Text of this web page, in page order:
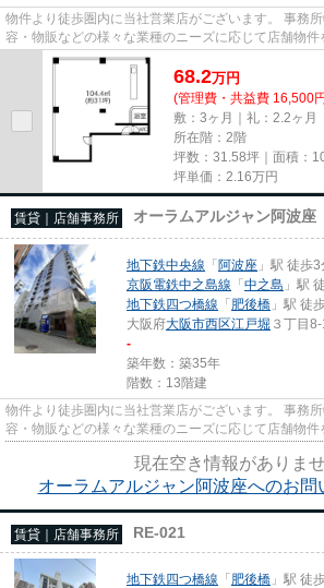
物件より徒歩圏内に当社営業店がございます。 事務
容・物販などの様々な業種のニーズに応じて店舗物件
尚、弊社ではおとり広告は一切...
68.2万円
(管理費・共益費 16,500
敷：3ヶ月｜礼：2.2ヶ月
所在階：2階
坪数：31.58坪｜面積：
坪単価： 2.16万円
賃貸｜店舗事務所 オーラムアルジャン阿波座
地下鉄中央線 「阿波座 」駅 徒歩3
京阪電鉄中之島線 「中之島 」駅
地下鉄四つ橋線 「肥後橋 」駅 徒
大阪府大阪市西区江戸堀 ３丁目
-
築年数：築35年
階数：13階建
物件より徒歩圏内に当社営業店がございます。 事務
容・物販などの様々な業種のニーズに応じて店舗物件
尚、弊社ではおとり広告は一切...
現在空き情報がありませ
オーラムアルジャン阿波座へのお問
賃貸｜店舗事務所 RE-021
地下鉄四つ橋線 「肥後橋 」駅 徒